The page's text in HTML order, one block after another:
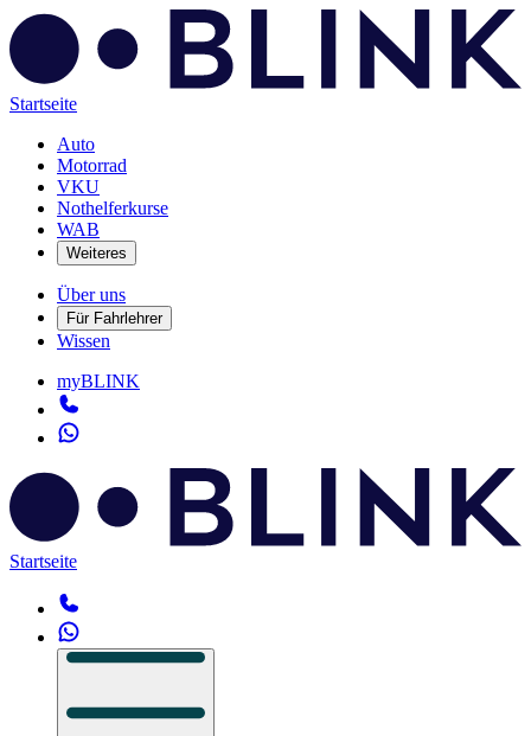
Startseite
Auto
Motorrad
VKU
Nothelferkurse
WAB
Weiteres
Über uns
Für Fahrlehrer
Wissen
myBLINK
Startseite